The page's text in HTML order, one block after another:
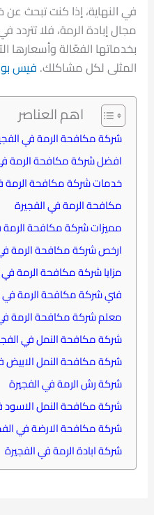
في النهاية، إذا كنت تبحث
مجال إبادة الرمة، فلا
بخدماتها الفعّالة وأسعارها
المثلى لكل مشاكلك. فيس
اهم العناصر
شركة مكافحة الرمة في
افضل شركة مكافحة الرمة
خدمات شركة مكافحة الرمة
مكافحة الرمة في الفجيرة
مميزات شركة مكافحة الرمة
ارخص شركة مكافحة الرمة
مزايا شركة مكافحة الرمة في
فني شركة مكافحة الرمة في
معلم شركة مكافحة الرمة
شركة مكافحة النمل في
شركة مكافحة النمل الابيض
شركة رش الرمة في الفجيرة
شركة مكافحة النمل الاسود
شركة مكافحة الارضة في
شركة ابادة الرمة في الفجيرة